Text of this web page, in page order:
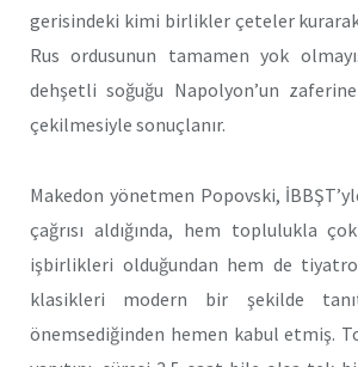
gerisindeki kimi birlikler çeteler
Rus ordusunun tamamen yok
dehşetli soğuğu Napolyon’un
çekilmesiyle sonuçlanır.
Makedon yönetmen Popovski,
çağrısı aldığında, hem toplulukla
işbirlikleri olduğundan hem de
klasikleri modern bir şekilde
önemsediğinden hemen kabul etmiş.